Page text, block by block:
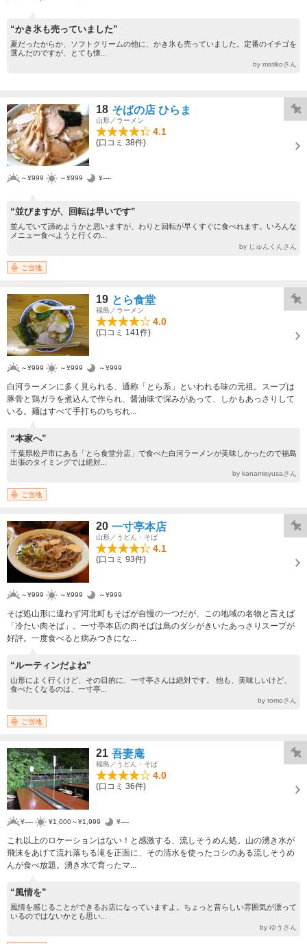
“かき氷も売っていました”
夏だったからか、ソフトクリームの他に、かき氷も売っていました。定番のイチゴを
選んだのですが、とても懐...
by matikoさん
18 そばの店 ひらま
山形／ラーメン
4.1
(口コミ 38件)
～¥999 ～¥999 ¥----
“並びますが、回転は早いです”
並んでいて諦めようかと思いますが、わりと回転が早くすぐに食べれます。いろんな
メニュー食べようと行くの...
by じゅんくんさん
ご当地
19 とら食堂
福島／ラーメン
4.0
(口コミ 141件)
～¥999 ～¥999 ～¥999
白河ラーメンに多く見られる、通称「とら系」といわれる味の元祖。スープは
豚骨と鶏ガラを煮込んで作られ、醤油味で深みがあって、しかもあっさりして
いる。麺はすべて手打ちのちぢれ...
“本家へ”
千葉県松戸市にある「とら食堂分店」で食べた白河ラーメンが美味しかったので福島
出張のタイミングでは絶対...
by kanamisyusaさん
ご当地
20 一寸亭本店
山形／うどん・そば
4.1
(口コミ 93件)
～¥999 ～¥999 ～¥999
そば処山形に違わず河北町もそばが自慢の一つだが、この地域の名物と言えば
「冷たい肉そば」。一寸亭本店の肉そばは鳥のダシがきいたあっさりスープが
好評。一度食べると病みつきにな...
“ルーティンだよね”
山形によく行くけど、その目的に、一寸亭さんは絶対です。 他も、美味しいけど、
食べたくなるのは、一寸亭...
by tomoさん
ご当地
21 吾妻庵
福島／うどん・そば
4.0
(口コミ 36件)
¥---- ¥1,000～¥1,999 ¥----
これ以上のロケーションはない！と感激する、流しそうめん処。山の湧き水が
飛沫をあげて流れ落ちる滝を正面に、その清水を使ったコシのある流しそうめ
んが食べ放題。湧き水で育ったマ...
“風情を”
風情を感じることができるお店になっていますよ。ちょっと昔らしい雰囲気が漂って
いるのではないかとも思い...
by ゆうさん